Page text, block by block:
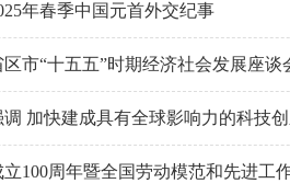
年春季中国元首外交纪事
市“十五五”时期经济社会发展座谈
加快建成具有全球影响力的科技